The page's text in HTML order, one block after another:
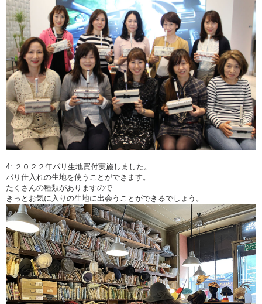
4: ２０２２年パリ生地買付実施しました。
パリ仕入れの生地を使うことができます。
たくさんの種類がありますので
きっとお気に入りの生地に出会うことができるでしょう。